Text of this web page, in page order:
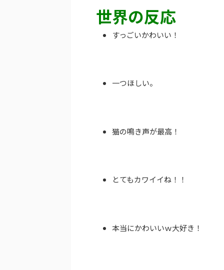
世界の反応
すっごいかわいい！
一つほしい。
猫の鳴き声が最高！
とてもカワイイね！！
本当にかわいいｗ大好き！